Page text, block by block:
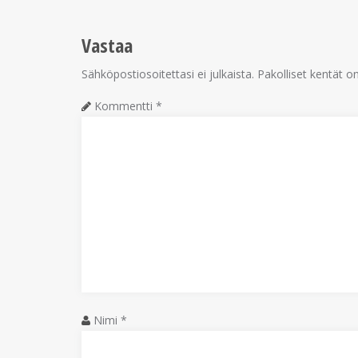
Vastaa
Sähköpostiosoitettasi ei julkaista. Pakolliset kentät
Kommentti *
Nimi *